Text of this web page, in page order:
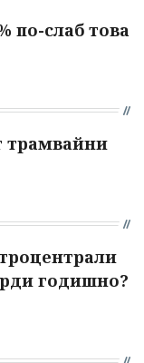
по-слаб това
трамвайни
годишно?